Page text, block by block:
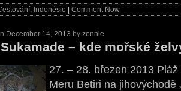
, Indonésie Comment Now
December 14, 2013 by zennie
– kde mořské
27. – 28. březen 2013
Meru Betiri na